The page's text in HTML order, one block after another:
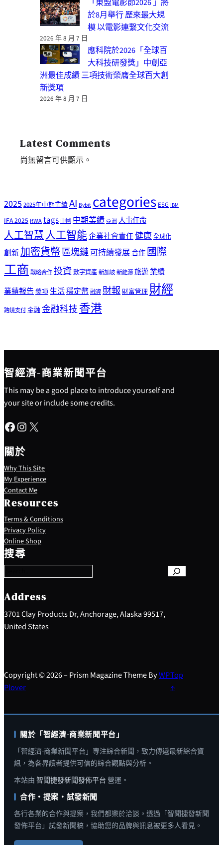
「東盟電影節2026 」將
於8月舉行 歷來最大規
模 以電影連繫文化交流
2026 年 8 月 7 日
應科院於2026「全球百
大科技研發獎」中創亞
洲最佳成績 三項技術榮膺全球百大創
新獎項
2026 年 8 月 7 日
Latest Comments
尚無留言可供顯示。
20252025年中期業績AI Bybitcategories ESG IBM
IFA 2025 RWAtags中國 中期業績 亞洲 人事任命
人工智慧人工智能企業社會責任健康全球化
創新加密貨幣區塊鏈可持續發展合作國際
工商戰略合作投資數字資產新加坡新能源旅遊業績
業績報告獎項生活穩定幣融資財報 財富管理財經
跨境支付金融 金融科技香港
智經濟-商業新聞平台
This may be a good place to introduce yourself and
your site or include some credits.
Facebook Instagram X
關於
Why This Site
My Experience
Contact Me
Resources
Terms & Conditions
Privacy Policy
Online Shop
搜尋
S
e
a
c
h
Address
3701 Clay Products Dr, Anchorage, Alaska 99517,
United States
Copyright © 2026 – Prism Magazine Theme ByWP
Plover
Top
↑
關於「智經濟-商業新聞平台」
「智經濟-商業新聞平台」專注綜合新聞，致力傳遞最新綜合資
訊，為各界讀者提供可信的綜合觀點與分析。
本站由 智聞捷發新聞發佈平台 營運。
合作・提案・試發新聞
各行各業的合作與提案，我們都樂於洽談。透過「智聞捷發新聞
發佈平台」試發新聞稿，協助您的品牌與訊息被更多人看見。